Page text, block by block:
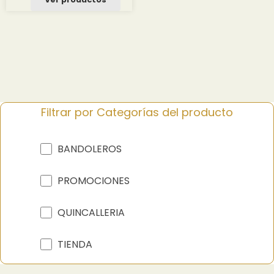
Filtrar por Categorías del producto
BANDOLEROS
PROMOCIONES
QUINCALLERIA
TIENDA